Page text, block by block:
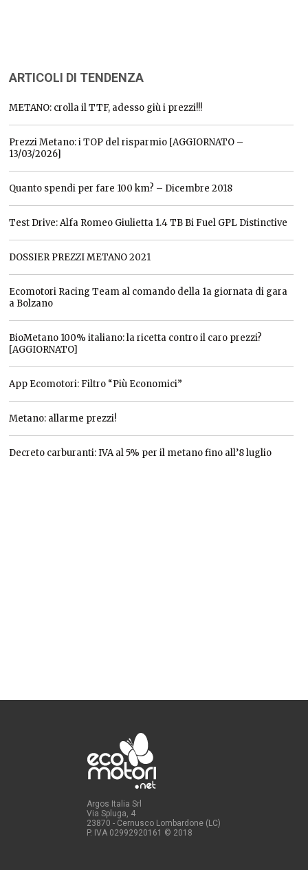
ARTICOLI DI TENDENZA
METANO: crolla il TTF, adesso giù i prezzi!!!
Prezzi Metano: i TOP del risparmio [AGGIORNATO –
13/03/2026]
Quanto spendi per fare 100 km? – Dicembre 2018
Test Drive: Alfa Romeo Giulietta 1.4 TB Bi Fuel GPL Distinctive
DOSSIER PREZZI METANO 2021
Ecomotori Racing Team al comando della 1a giornata di gara
a Bolzano
BioMetano 100% italiano: la ricetta contro il caro prezzi?
[AGGIORNATO]
App Ecomotori: Filtro “Più Economici”
Metano: allarme prezzi!
Decreto carburanti: IVA al 5% per il metano fino all’8 luglio
Argos Italia Srl
Via Spluga, 4
23870 - Cernusco Lombardone (LC)
P. IVA 02992920161 © 2018